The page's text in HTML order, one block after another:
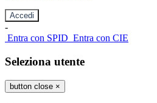
-
Entra con SPID Entra con CIE
Seleziona utente
button close ×